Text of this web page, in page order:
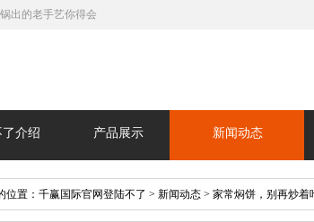
出的老手艺你得会
介绍 产品展示 新闻动态
位置： 千赢国际官网登陆不了 > 新闻动态 > 家常焖饼，别再炒着